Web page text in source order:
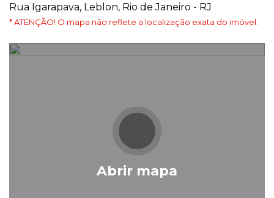
Rua Igarapava, Leblon, Rio de Janeiro - RJ
* ATENÇÃO! O mapa não reflete a localização exata do imóvel.
Abrir mapa